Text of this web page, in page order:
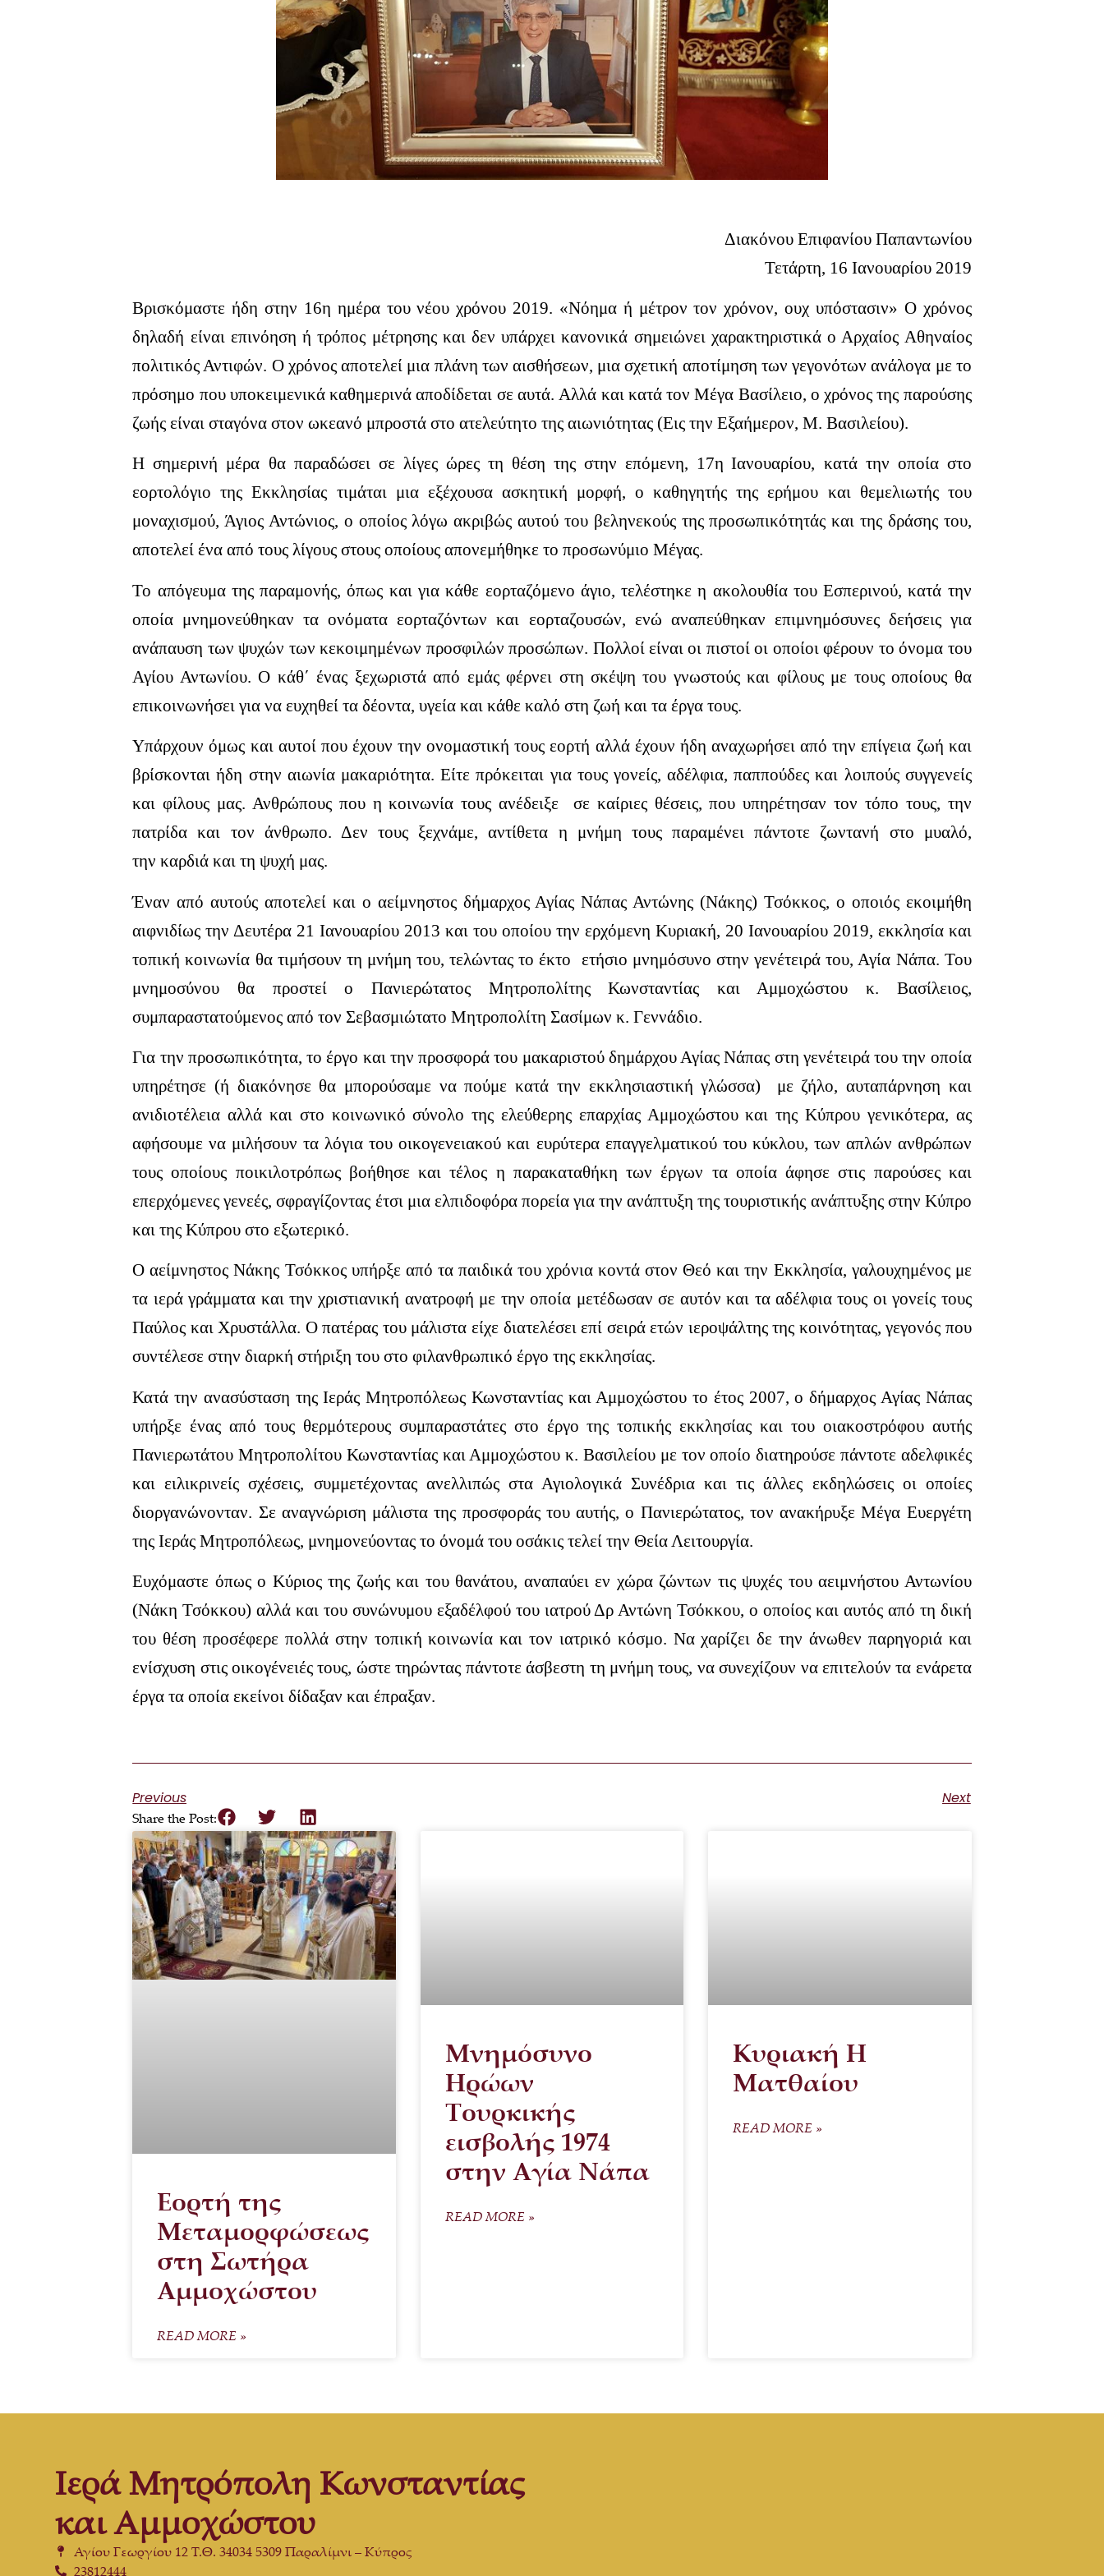
Διακόνου Επιφανίου Παπαντωνίου
Τετάρτη, 16 Ιανουαρίου 2019
Βρισκόμαστε ήδη στην 16η ημέρα του νέου χρόνου 2019. «Νόημα ή μέτρον τον χρόνον, ουχ υπόστασιν» Ο χρόνος
δηλαδή είναι επινόηση ή τρόπος μέτρησης και δεν υπάρχει κανονικά σημειώνει χαρακτηριστικά ο Αρχαίος Αθηναίος
πολιτικός Αντιφών. Ο χρόνος αποτελεί μια πλάνη των αισθήσεων, μια σχετική αποτίμηση των γεγονότων ανάλογα με το
πρόσημο που υποκειμενικά καθημερινά αποδίδεται σε αυτά. Αλλά και κατά τον Μέγα Βασίλειο, ο χρόνος της παρούσης
ζωής είναι σταγόνα στον ωκεανό μπροστά στο ατελεύτητο της αιωνιότητας (Εις την Εξαήμερον, Μ. Βασιλείου).
Η σημερινή μέρα θα παραδώσει σε λίγες ώρες τη θέση της στην επόμενη, 17η Ιανουαρίου, κατά την οποία στο
εορτολόγιο της Εκκλησίας τιμάται μια εξέχουσα ασκητική μορφή, ο καθηγητής της ερήμου και θεμελιωτής του
μοναχισμού, Άγιος Αντώνιος, ο οποίος λόγω ακριβώς αυτού του βεληνεκούς της προσωπικότητάς και της δράσης του,
αποτελεί ένα από τους λίγους στους οποίους απονεμήθηκε το προσωνύμιο Μέγας.
Το απόγευμα της παραμονής, όπως και για κάθε εορταζόμενο άγιο, τελέστηκε η ακολουθία του Εσπερινού, κατά την
οποία μνημονεύθηκαν τα ονόματα εορταζόντων και εορταζουσών, ενώ αναπεύθηκαν επιμνημόσυνες δεήσεις για
ανάπαυση των ψυχών των κεκοιμημένων προσφιλών προσώπων. Πολλοί είναι οι πιστοί οι οποίοι φέρουν το όνομα του
Αγίου Αντωνίου. Ο κάθ΄ ένας ξεχωριστά από εμάς φέρνει στη σκέψη του γνωστούς και φίλους με τους οποίους θα
επικοινωνήσει για να ευχηθεί τα δέοντα, υγεία και κάθε καλό στη ζωή και τα έργα τους.
Υπάρχουν όμως και αυτοί που έχουν την ονομαστική τους εορτή αλλά έχουν ήδη αναχωρήσει από την επίγεια ζωή και
βρίσκονται ήδη στην αιωνία μακαριότητα. Είτε πρόκειται για τους γονείς, αδέλφια, παππούδες και λοιπούς συγγενείς
και φίλους μας. Ανθρώπους που η κοινωνίατους ανέδειξε σε καίριες θέσεις, που υπηρέτησαν τον τόπο τους, την
πατρίδα και τον άνθρωπο. Δεν τους ξεχνάμε, αντίθετα η μνήμη τους παραμένει πάντοτε ζωντανή στο μυαλό,
την καρδιά και τη ψυχή μας.
Έναν από αυτούς αποτελεί και ο αείμνηστος δήμαρχος Αγίας Νάπας Αντώνης (Νάκης) Τσόκκος, ο οποιός εκοιμήθη
αιφνιδίως την Δευτέρα 21 Ιανουαρίου 2013 και του οποίου την ερχόμενη Κυριακή, 20 Ιανουαρίου 2019, εκκλησία και
τοπική κοινωνία θα τιμήσουν τη μνήμη του, τελώντας το έκτο ετήσιο μνημόσυνο στην γενέτειρά του, Αγία Νάπα. Του
μνημοσύνου θα προστεί ο Πανιερώτατος Μητροπολίτης Κωνσταντίας και Αμμοχώστου κ. Βασίλειος,
συμπαραστατούμενος από τον Σεβασμιώτατο Μητροπολίτη Σασίμων κ. Γεννάδιο.
Για την προσωπικότητα, το έργο και την προσφορά του μακαριστού δημάρχου Αγίας Νάπας στη γενέτειρά του την οποία
υπηρέτησε (ή διακόνησε θα μπορούσαμε να πούμε κατά την εκκλησιαστική γλώσσα) με ζήλο, αυταπάρνηση και
ανιδιοτέλεια αλλά και στο κοινωνικό σύνολο της ελεύθερης επαρχίας Αμμοχώστου και της Κύπρου γενικότερα, ας
αφήσουμε να μιλήσουν τα λόγια του οικογενειακού και ευρύτερα επαγγελματικού του κύκλου, των απλών ανθρώπων
τους οποίους ποικιλοτρόπως βοήθησε και τέλος η παρακαταθήκη των έργων τα οποία άφησε στις παρούσες και
επερχόμενες γενεές, σφραγίζοντας έτσι μια ελπιδοφόρα πορεία για την ανάπτυξη της τουριστικής ανάπτυξης στην Κύπρο
και της Κύπρου στο εξωτερικό.
Ο αείμνηστος Νάκης Τσόκκος υπήρξε από τα παιδικά του χρόνια κοντά στον Θεό και την Εκκλησία, γαλουχημένος με
τα ιερά γράμματα και την χριστιανική ανατροφή με την οποία μετέδωσαν σε αυτόν και τα αδέλφια τους οι γονείς τους
Παύλος και Χρυστάλλα. Ο πατέρας του μάλιστα είχε διατελέσει επί σειρά ετών ιεροψάλτης της κοινότητας, γεγονός που
συντέλεσε στην διαρκή στήριξη του στο φιλανθρωπικό έργο της εκκλησίας.
Κατά την ανασύσταση της Ιεράς Μητροπόλεως Κωνσταντίας και Αμμοχώστου το έτος 2007, ο δήμαρχος Αγίας Νάπας
υπήρξε ένας από τους θερμότερους συμπαραστάτες στο έργο της τοπικής εκκλησίας και του οιακοστρόφου αυτής
Πανιερωτάτου Μητροπολίτου Κωνσταντίας και Αμμοχώστου κ. Βασιλείου με τον οποίο διατηρούσε πάντοτε αδελφικές
και ειλικρινείς σχέσεις, συμμετέχοντας ανελλιπώς στα Αγιολογικά Συνέδρια και τις άλλες εκδηλώσεις οι οποίες
διοργανώνονταν. Σε αναγνώριση μάλιστα της προσφοράς του αυτής, ο Πανιερώτατος, τον ανακήρυξε Μέγα Ευεργέτη
της Ιεράς Μητροπόλεως, μνημονεύοντας το όνομά του οσάκις τελεί την Θεία Λειτουργία.
Ευχόμαστε όπως ο Κύριος της ζωής και του θανάτου, αναπαύει εν χώρα ζώντων τις ψυχές του αειμνήστου Αντωνίου
(Νάκη Τσόκκου) αλλά και του συνώνυμου εξαδέλφού του ιατρού Δρ Αντώνη Τσόκκου, ο οποίος και αυτός από τη δική
του θέση προσέφερε πολλά στην τοπική κοινωνία και τον ιατρικό κόσμο. Να χαρίζει δε την άνωθεν παρηγοριά και
ενίσχυση στις οικογένειές τους, ώστε τηρώντας πάντοτε άσβεστη τη μνήμη τους, να συνεχίζουν να επιτελούν τα ενάρετα
έργα τα οποία εκείνοι δίδαξαν και έπραξαν.
Previous Next
Share the Post:
Εορτή της
Μεταμορφώσεως
στη Σωτήρα
Αμμοχώστου
READ MORE »
Μνημόσυνο
Ηρώων
Τουρκικής
εισβολής 1974
στην Αγία Νάπα
READ MORE »
Κυριακή Η
Ματθαίου
READ MORE »
Ιερά Μητρόπολη Κωνσταντίας
και Αμμοχώστου
Αγίου Γεωργίου 12 Τ.Θ. 34034 5309 Παραλίμνι – Κύπρος
23812444